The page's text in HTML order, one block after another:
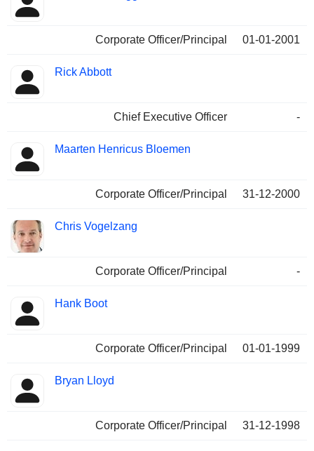
Corporate Officer/Principal 01-01-2001
Rick Abbott
Chief Executive Officer -
Maarten Henricus Bloemen
Corporate Officer/Principal 31-12-2000
Chris Vogelzang
Corporate Officer/Principal -
Hank Boot
Corporate Officer/Principal 01-01-1999
Bryan Lloyd
Corporate Officer/Principal 31-12-1998